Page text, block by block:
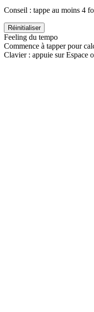
Conseil : tappe au moins 4
Réinitialiser
Feeling du tempo
Commence à tapper pour
Clavier : appuie sur Espace